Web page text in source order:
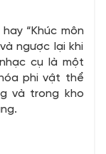
“Khúc môn
ngược lại khi
cụ là một
phi vật thể
và trong kho